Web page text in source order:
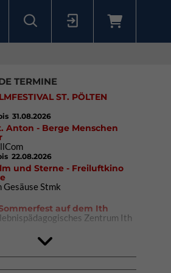
TERMINE
ST. PÖLTEN
31.08.2026
Anton - Berge Menschen
22.08.2026
und Sterne - Freiluftkino
Gesäuse Stmk
Sommerfest auf dem Ith
Zentrum Ith
& Boulderzentrum München